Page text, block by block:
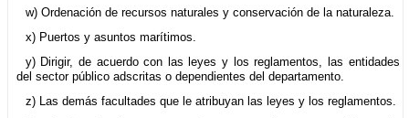
w) Ordenación de recursos naturales y conservación de la naturaleza.
x) Puertos y asuntos marítimos.
y) Dirigir, de acuerdo con las leyes y los reglamentos, las entidades
del sector público adscritas o dependientes del departamento.
z) Las demás facultades que le atribuyan las leyes y los reglamentos.